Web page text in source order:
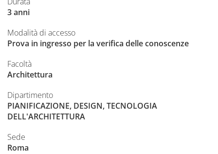
3 anni
Modalità di accesso
Prova in ingresso per la verifica delle conoscenze
Facoltà
Architettura
Dipartimento
PIANIFICAZIONE, DESIGN, TECNOLOGIA
DELL'ARCHITETTURA
Sede
Roma